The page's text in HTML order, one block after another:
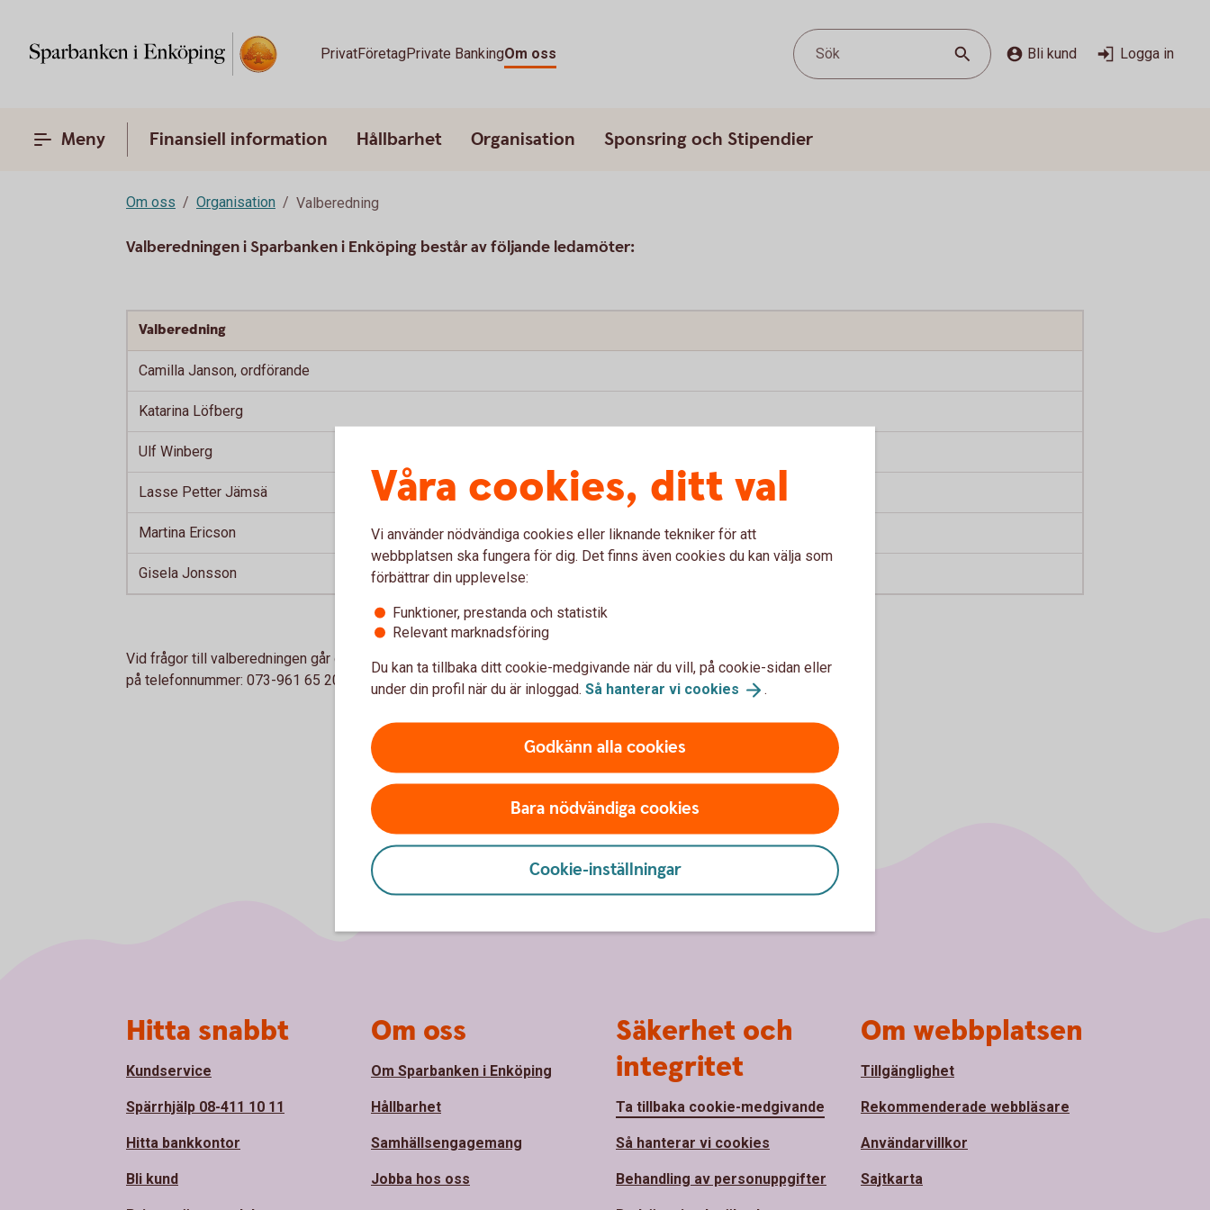
PrivatFöretagPrivate BankingOm oss Sök Bli kund Logga in
Meny Finansiell information Hållbarhet Organisation Sponsring och Stipendier
Om oss Organisation Valberedning
Valberedningen i Sparbanken i Enköping består av följande ledamöter:
Valberedning
Camilla Janson, ordförande
Katarina Löfberg
Ulf Winberg
Lasse Petter Jämsä
Martina Ericson
Gisela Jonsson
Vid frågor till valberedningen går det bra att kontakta Camilla Janson på
eller
på telefonnummer: 073-961 65 20
Våra cookies, ditt val
Vi använder nödvändiga cookies eller liknande tekniker för att
webbplatsen ska fungera för dig. Det finns även cookies du kan välja som
förbättrar din upplevelse:
Funktioner, prestanda och statistik
Relevant marknadsföring
Du kan ta tillbaka ditt cookie-medgivande när du vill, på cookie-sidan eller
under din profil när du är inloggad. Så hanterar vi cookies .
Godkänn alla cookies
Bara nödvändiga cookies
Cookie-inställningar
Hitta snabbt
Kundservice
Spärrhjälp 08-411 10 11
Hitta bankkontor
Bli kund
Om oss
Om Sparbanken i Enköping
Hållbarhet
Samhällsengagemang
Jobba hos oss
Säkerhet och
integritet
Ta tillbaka cookie-medgivande
Så hanterar vi cookies
Behandling av personuppgifter
Om webbplatsen
Tillgänglighet
Rekommenderade webbläsare
Användarvillkor
Sajtkarta